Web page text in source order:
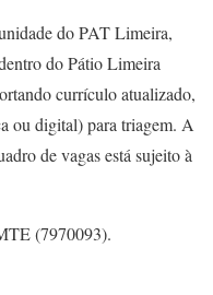
do PAT Limeira,
do Pátio Limeira
currículo atualizado,
ou digital) para triagem. A
de vagas está sujeito à
(7970093).